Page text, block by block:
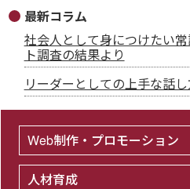
最新コラム
社会人として身につけたい
ト調査の結果より
リーダーとしての上手な話
Web制作・プロモーション
人材育成